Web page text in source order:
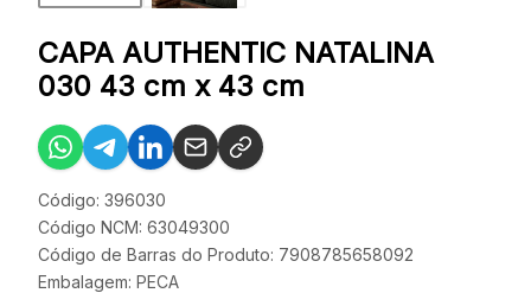
CAPA AUTHENTIC NATALINA
030 43 cm x 43 cm
Código: 396030
Código NCM: 63049300
Código de Barras do Produto: 7908785658092
Embalagem: PECA